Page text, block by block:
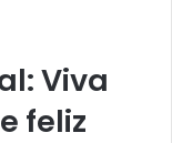
Viva
feliz